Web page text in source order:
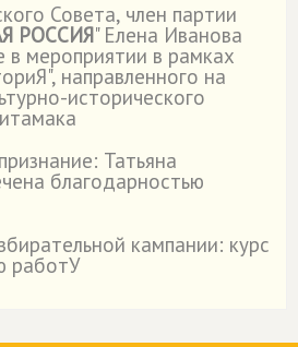
Совета, член партии
РОССИЯ" Елена Иванова
в мероприятии в рамках
направленного на
исторического
Татьяна
благодарностью
кампании: курс
работУ